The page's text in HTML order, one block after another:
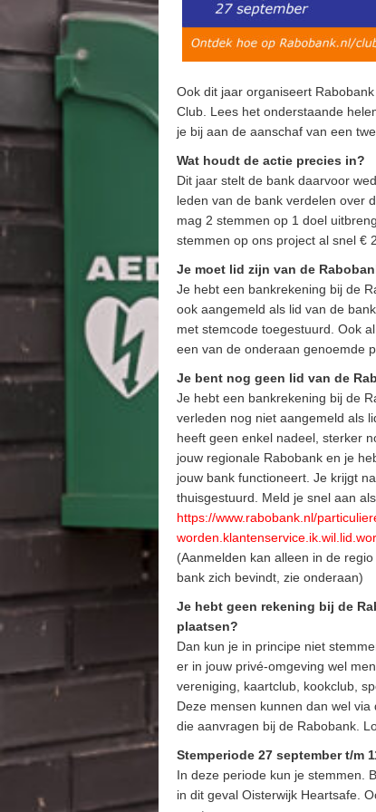
Ook dit jaar organiseert
Club. Lees het onderstaande
je bij aan de aanschaf van een
Wat houdt de actie precies in?
Dit jaar stelt de bank daarvoor
leden van de bank verdelen over
mag 2 stemmen op 1 doel
stemmen op ons project al snel €
Je moet lid zijn van de
Je hebt een bankrekening bij de
ook aangemeld als lid van de
met stemcode toegestuurd. Ook
een van de onderaan genoemde
Je bent nog geen lid van de
Je hebt een bankrekening bij de
verleden nog niet aangemeld als
heeft geen enkel nadeel, sterker
jouw regionale Rabobank en je
jouw bank functioneert. Je krijgt
thuisgestuurd. Meld je snel aan
https://www.rabobank.nl/
(Aanmelden kan alleen in de
bank zich bevindt, zie onderaan)
Je hebt geen rekening bij de
plaatsen?
Dan kun je in principe niet
er in jouw privé-omgeving wel
vereniging, kaartclub, kookclub,
Deze mensen kunnen dan wel
die aanvragen bij de Rabobank.
Stemperiode 27 september t/m
In deze periode kun je stemmen.
in dit geval Oisterwijk Heartsafe.